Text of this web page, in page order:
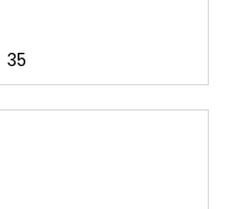
35